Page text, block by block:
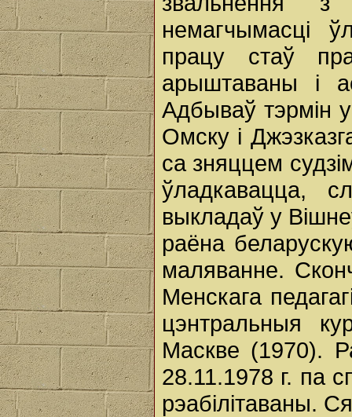
немагчымасці
працу стаў
арыштаваны і
Адбываў тэрмін
Омску і
са зняццем
ўладкавацца,
выкладаў у
раёна
маляванне.
Менскага
цэнтральныя
Маскве (1970).
28.11.1978 г. па
рэабілітаваны.